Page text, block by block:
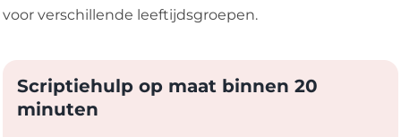
voor verschillende leeftijdsgroepen.
Scriptiehulp op maat binnen 20
minuten